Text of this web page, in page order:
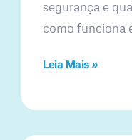
segurança e
como funciona
Leia Mais »